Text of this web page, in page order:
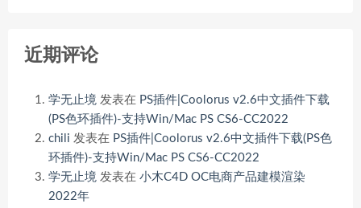
近期评论
学无止境 发表在 PS插件|Coolorus v2.6中文插件下载
(PS色环插件)-支持Win/Mac PS CS6-CC2022
chili 发表在 PS插件|Coolorus v2.6中文插件下载(PS色
环插件)-支持Win/Mac PS CS6-CC2022
学无止境 发表在 小木C4D OC电商产品建模渲染
2022年